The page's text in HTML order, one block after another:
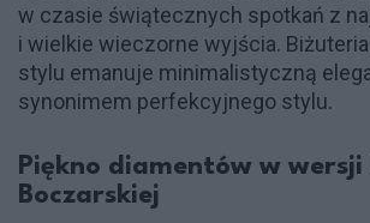
w czasie świątecznych spotkań z
i wielkie wieczorne wyjścia.
stylu emanuje minimalistyczną
synonimem perfekcyjnego stylu.
Piękno diamentów w
Boczarskiej